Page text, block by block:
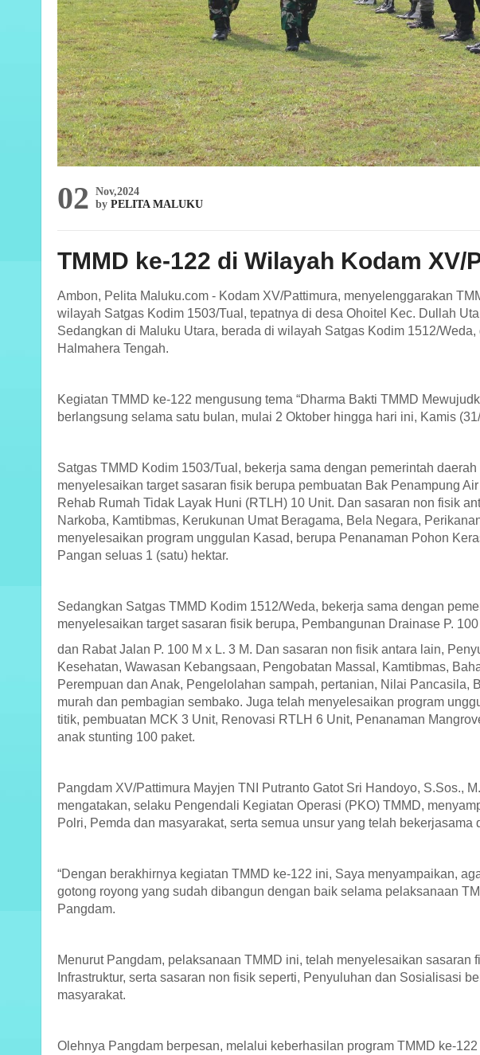
02 Nov,2024
by PELITA MALUKU
TMMD ke-122 di Wilayah Kodam
Ambon, Pelita Maluku.com - Kodam XV/Pattimura, menyelenggarakan
wilayah Satgas Kodim 1503/Tual, tepatnya di desa Ohoitel Kec. Dullah
Sedangkan di Maluku Utara, berada di wilayah Satgas Kodim 1512/
Halmahera Tengah.
Kegiatan TMMD ke-122 mengusung tema “Dharma Bakti TMMD
berlangsung selama satu bulan, mulai 2 Oktober hingga hari ini, Kamis
Satgas TMMD Kodim 1503/Tual, bekerja sama dengan pemerintah
menyelesaikan target sasaran fisik berupa pembuatan Bak Penampung
Rehab Rumah Tidak Layak Huni (RTLH) 10 Unit. Dan sasaran non fisik
Narkoba, Kamtibmas, Kerukunan Umat Beragama, Bela Negara,
menyelesaikan program unggulan Kasad, berupa Penanaman Pohon
Pangan seluas 1 (satu) hektar.
Sedangkan Satgas TMMD Kodim 1512/Weda, bekerja sama dengan
menyelesaikan target sasaran fisik berupa, Pembangunan Drainase P.
dan Rabat Jalan P. 100 M x L. 3 M. Dan sasaran non fisik antara lain,
Kesehatan, Wawasan Kebangsaan, Pengobatan Massal, Kamtibmas,
Perempuan dan Anak, Pengelolahan sampah, pertanian, Nilai Pancasila,
murah dan pembagian sembako. Juga telah menyelesaikan program
titik, pembuatan MCK 3 Unit, Renovasi RTLH 6 Unit, Penanaman
anak stunting 100 paket.
Pangdam XV/Pattimura Mayjen TNI Putranto Gatot Sri Handoyo, S.Sos.,
mengatakan, selaku Pengendali Kegiatan Operasi (PKO) TMMD,
Polri, Pemda dan masyarakat, serta semua unsur yang telah
“Dengan berakhirnya kegiatan TMMD ke-122 ini, Saya menyampaikan,
gotong royong yang sudah dibangun dengan baik selama pelaksanaan
Pangdam.
Menurut Pangdam, pelaksanaan TMMD ini, telah menyelesaikan sasaran
Infrastruktur, serta sasaran non fisik seperti, Penyuluhan dan Sosialisasi
masyarakat.
Olehnya Pangdam berpesan, melalui keberhasilan program TMMD ke-